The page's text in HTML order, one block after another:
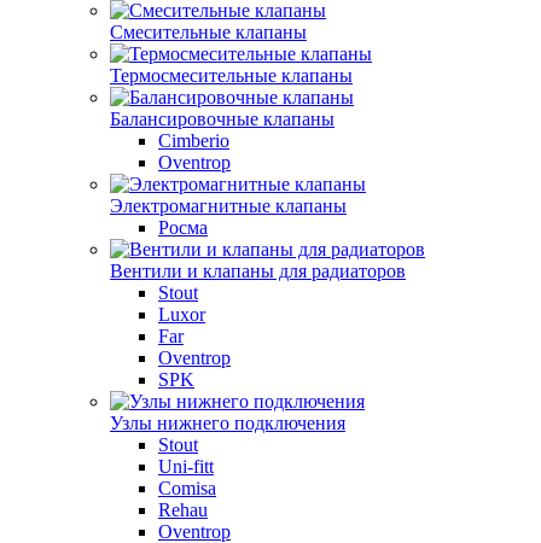
Cмесительные клапаны
Термосмесительные клапаны
Балансировочные клапаны
Cimberio
Oventrop
Электромагнитные клапаны
Росма
Вентили и клапаны для радиаторов
Stout
Luxor
Far
Oventrop
SPK
Узлы нижнего подключения
Stout
Uni-fitt
Comisa
Rehau
Oventrop